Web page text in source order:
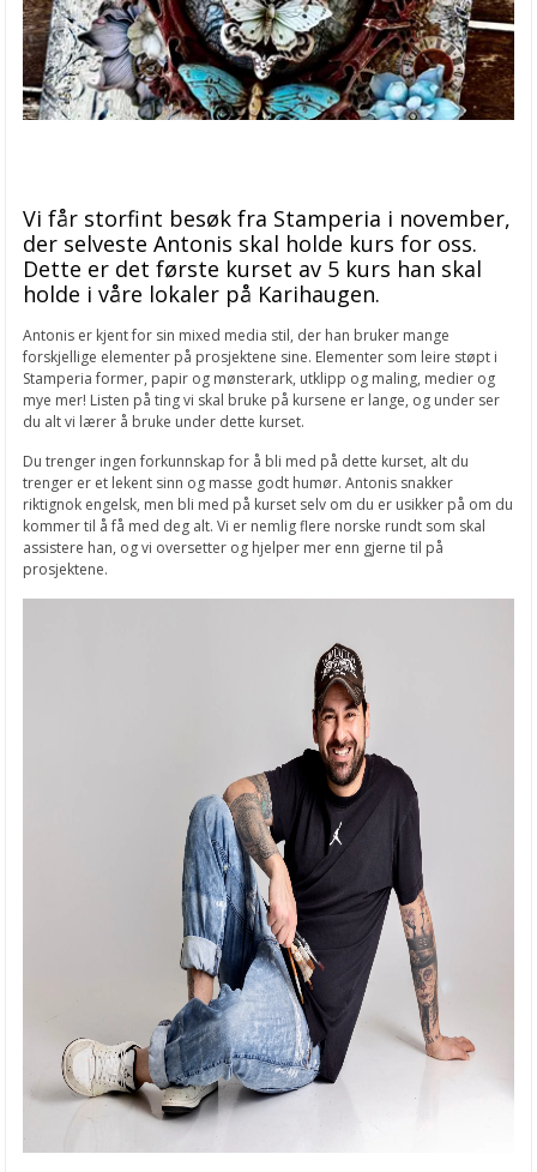
Vi får storfint besøk fra Stamperia i november,
der selveste Antonis skal holde kurs for oss.
Dette er det første kurset av 5 kurs han skal
holde i våre lokaler på Karihaugen.
Antonis er kjent for sin mixed media stil, der han bruker mange
forskjellige elementer på prosjektene sine. Elementer som leire støpt i
Stamperia former, papir og mønsterark, utklipp og maling, medier og
mye mer! Listen på ting vi skal bruke på kursene er lange, og under ser
du alt vi lærer å bruke under dette kurset.
Du trenger ingen forkunnskap for å bli med på dette kurset, alt du
trenger er et lekent sinn og masse godt humør. Antonis snakker
riktignok engelsk, men bli med på kurset selv om du er usikker på om du
kommer til å få med deg alt. Vi er nemlig flere norske rundt som skal
assistere han, og vi oversetter og hjelper mer enn gjerne til på
prosjektene.